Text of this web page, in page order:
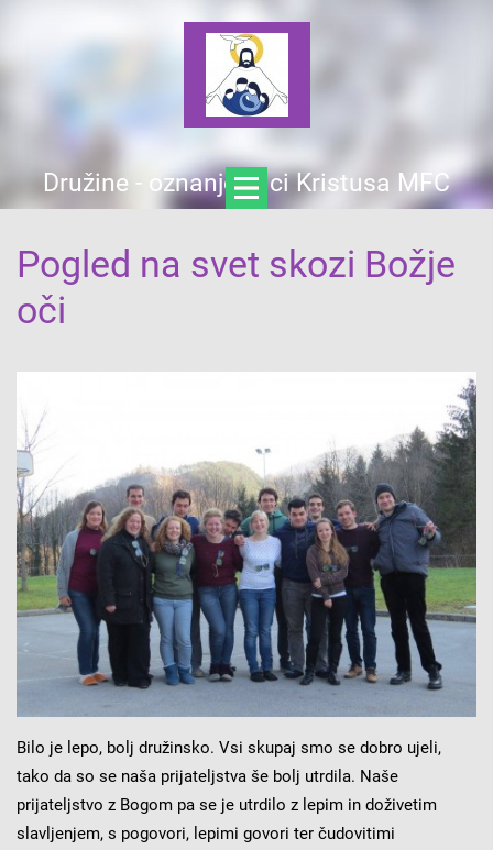
Družine - oznanjevalci Kristusa MFC
Pogled na svet skozi Božje
oči
Bilo je lepo, bolj družinsko. Vsi skupaj smo se dobro ujeli,
tako da so se naša prijateljstva še bolj utrdila. Naše
prijateljstvo z Bogom pa se je utrdilo z lepim in doživetim
slavljenjem, s pogovori, lepimi govori ter čudovitimi